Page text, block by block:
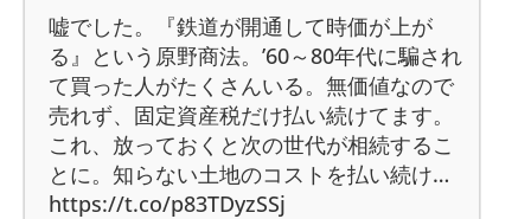
嘘でした。『鉄道が開通して時価が上が
る』という原野商法。’60～80年代に騙され
て買った人がたくさんいる。無価値なので
売れず、固定資産税だけ払い続けてます。
これ、放っておくと次の世代が相続するこ
とに。知らない土地のコストを払い続け…
https://t.co/p83TDyzSSj